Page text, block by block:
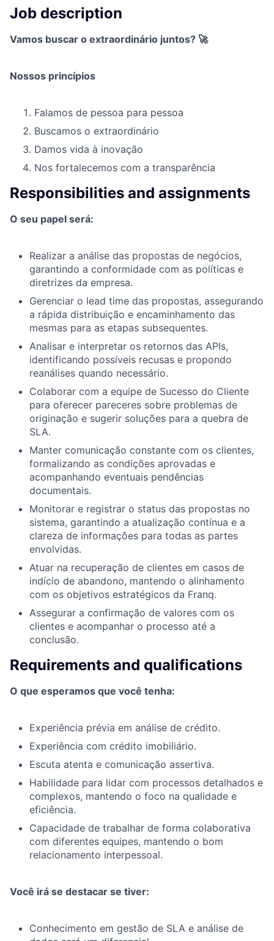
Job description
Vamos buscar o extraordinário juntos? 🚀
Nossos princípios
Falamos de pessoa para pessoa
Buscamos o extraordinário
Damos vida à inovação
Nos fortalecemos com a transparência
Responsibilities and assignments
O seu papel será:
Realizar a análise das propostas de negócios,
garantindo a conformidade com as políticas e
diretrizes da empresa.
Gerenciar o lead time das propostas, assegurando
a rápida distribuição e encaminhamento das
mesmas para as etapas subsequentes.
Analisar e interpretar os retornos das APIs,
identificando possíveis recusas e propondo
reanálises quando necessário.
Colaborar com a equipe de Sucesso do Cliente
para oferecer pareceres sobre problemas de
originação e sugerir soluções para a quebra de
SLA.
Manter comunicação constante com os clientes,
formalizando as condições aprovadas e
acompanhando eventuais pendências
documentais.
Monitorar e registrar o status das propostas no
sistema, garantindo a atualização contínua e a
clareza de informações para todas as partes
envolvidas.
Atuar na recuperação de clientes em casos de
indício de abandono, mantendo o alinhamento
com os objetivos estratégicos da Franq.
Assegurar a confirmação de valores com os
clientes e acompanhar o processo até a
conclusão.
Requirements and qualifications
O que esperamos que você tenha:
Experiência prévia em análise de crédito.
Experiência com crédito imobiliário.
Escuta atenta e comunicação assertiva.
Habilidade para lidar com processos detalhados e
complexos, mantendo o foco na qualidade e
eficiência.
Capacidade de trabalhar de forma colaborativa
com diferentes equipes, mantendo o bom
relacionamento interpessoal.
Você irá se destacar se tiver:
Conhecimento em gestão de SLA e análise de